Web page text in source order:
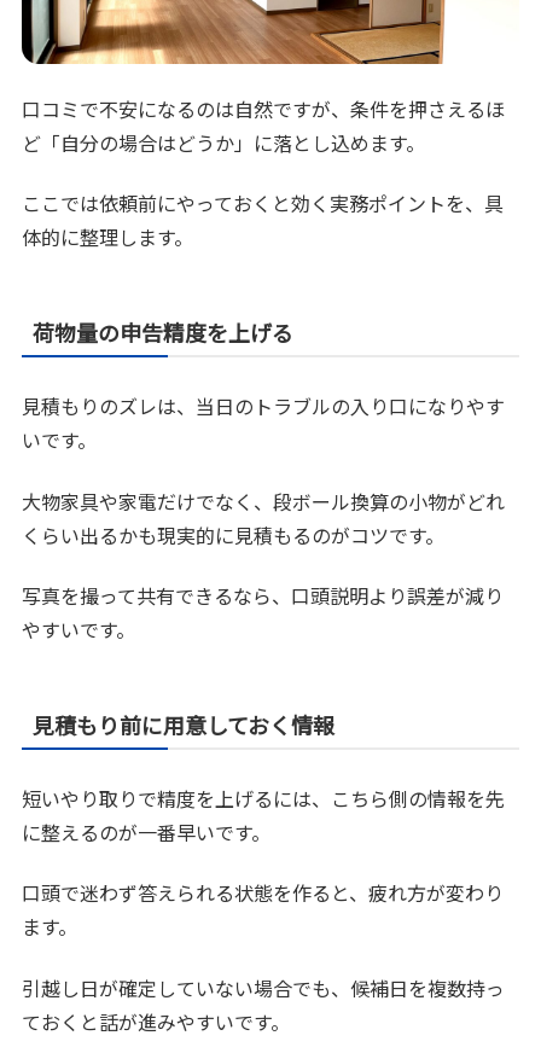
口コミで不安になるのは自然ですが、条件を押さえるほ
ど「自分の場合はどうか」に落とし込めます。
ここでは依頼前にやっておくと効く実務ポイントを、具
体的に整理します。
荷物量の申告精度を上げる
見積もりのズレは、当日のトラブルの入り口になりやす
いです。
大物家具や家電だけでなく、段ボール換算の小物がどれ
くらい出るかも現実的に見積もるのがコツです。
写真を撮って共有できるなら、口頭説明より誤差が減り
やすいです。
見積もり前に用意しておく情報
短いやり取りで精度を上げるには、こちら側の情報を先
に整えるのが一番早いです。
口頭で迷わず答えられる状態を作ると、疲れ方が変わり
ます。
引越し日が確定していない場合でも、候補日を複数持っ
ておくと話が進みやすいです。